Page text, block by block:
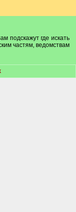
подскажут где искать
частям, ведомствам